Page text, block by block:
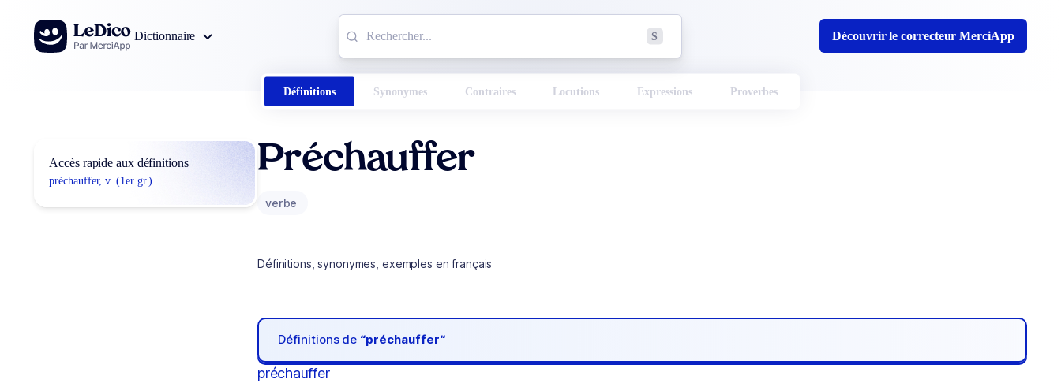
Aller au contenu
Dictionnaire
S Découvrir le correcteur MerciApp
Définitions Synonymes Contraires Locutions Expressions Proverbes
Accès rapide aux définitions
préchauffer, v. (1er gr.)
Préchauffer
verbe
Définitions, synonymes, exemples en français
Définitions de “préchauffer“
préchauffer